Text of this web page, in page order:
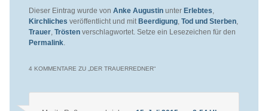
Dieser Eintrag wurde von Anke Augustinunter Erlebtes,
Kirchliches veröffentlicht und mit Beerdigung, Tod und Sterben,
Trauer, Tröstenverschlagwortet. Setze ein Lesezeichen für den
Permalink.
4 KOMMENTARE ZU „ DER TRAUERREDNER“